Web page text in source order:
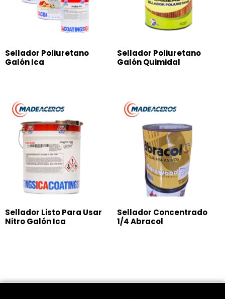
Sellador Poliuretano
Galón Ica
Sellador Poliuretano
Galón Quimidal
Sellador Listo Para Usar
Nitro Galón Ica
Sellador Concentrado
1/4 Abracol